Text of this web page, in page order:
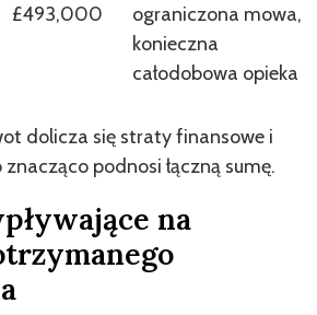
£493,000
ograniczona mowa,
konieczna
całodobowa opieka
dolicza się straty finansowe i
podnosi łączną sumę.
na